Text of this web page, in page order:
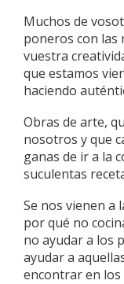
Muchos de
poneros con las
vuestra
que estamos
haciendo
Obras de arte,
nosotros y que
ganas de ir a la
suculentas
Se nos vienen a
por qué no
no ayudar a los
ayudar a
encontrar en los